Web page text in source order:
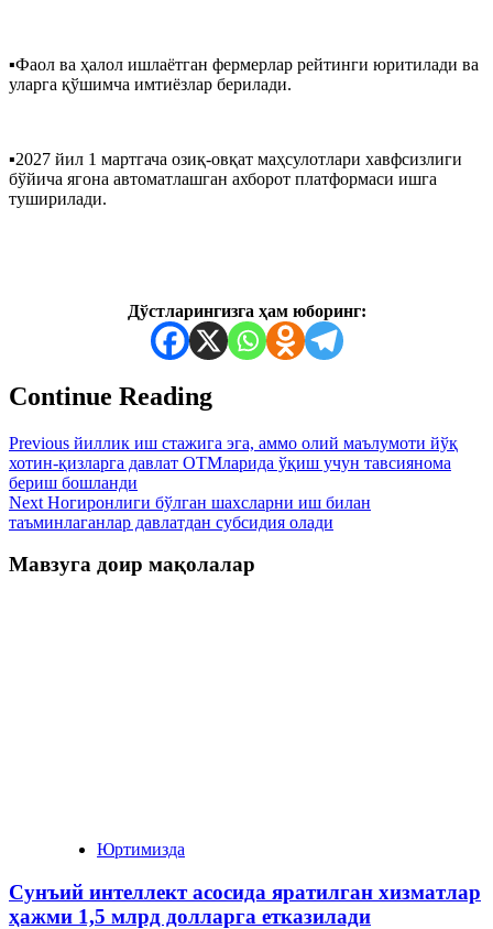
▪️Фаол ва ҳалол ишлаётган фермерлар рейтинги юритилади ва
уларга қўшимча имтиёзлар берилади.
▪️2027 йил 1 мартгача озиқ-овқат маҳсулотлари хавфсизлиги
бўйича ягона автоматлашган ахборот платформаси ишга
туширилади.
Дўстларингизга ҳам юборинг:
Continue Reading
Previous йиллик иш стажига эга, аммо олий маълумоти йўқ
хотин-қизларга давлат ОТМларида ўқиш учун тавсиянома
бериш бошланди
Next Ногиронлиги бўлган шахсларни иш билан
таъминлаганлар давлатдан субсидия олади
Мавзуга доир мақолалар
Юртимизда
Сунъий интеллект асосида яратилган хизматлар
ҳажми 1,5 млрд долларга етказилади